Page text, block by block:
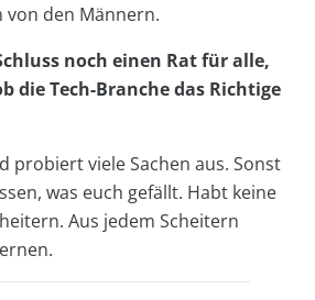
von den Männern.
noch einen Rat für alle,
die Tech-Branche das Richtige
probiert viele Sachen aus. Sonst
was euch gefällt. Habt keine
Aus jedem Scheitern